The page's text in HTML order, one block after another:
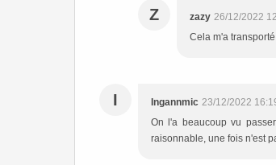
Z zazy 26/12/2022
Cela m'a transporté
I Ingannmic 23/12/2022
On l'a beaucoup vu
raisonnable, une fois n'est